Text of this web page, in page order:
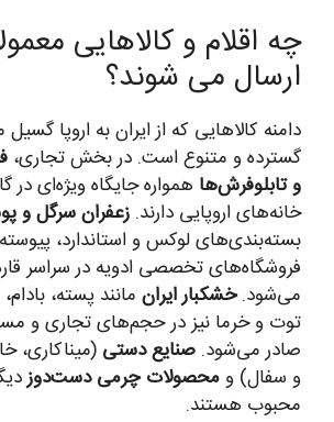
چه اقلام و کالاهایی
ارسال می شوند؟
دامنه کالاهایی که از ایران به اروپا
گسترده و متنوع است. در بخش تجاری،
و تابلوفرش‌ها همواره جایگاه ویژه‌ای در
خانه‌های اروپایی دارند. زعفران سرگل و
بسته‌بندی‌های لوکس و استاندارد،
فروشگاه‌های تخصصی ادویه در سراسر
می‌شود.خشکبار ایران مانند پسته،
توت و خرما نیز در حجم‌های تجاری و
صادر می‌شود. صنایع دستی (میناکاری،
و سفال) و محصولات چرمی دست‌دوز
محبوب هستند.